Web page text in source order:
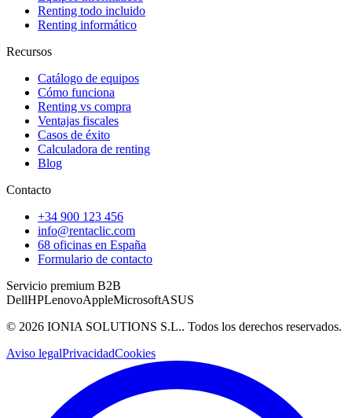
Renting todo incluido
Renting informático
Recursos
Catálogo de equipos
Cómo funciona
Renting vs compra
Ventajas fiscales
Casos de éxito
Calculadora de renting
Blog
Contacto
+34 900 123 456
info@rentaclic.com
68 oficinas en España
Formulario de contacto
Servicio premium B2B
DellHPLenovoAppleMicrosoftASUS
© 2026 IONIA SOLUTIONS S.L.. Todos los derechos reservados.
Aviso legalPrivacidadCookies